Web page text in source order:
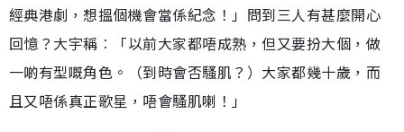
經典港劇，想搵個機會當係紀念！」問到三人有甚麼開心
回憶？大宇稱︰「以前大家都唔成熟，但又要扮大個，做
一啲有型嘅角色。（到時會否騷肌？）大家都幾十歲，而
且又唔係真正歌星，唔會騷肌喇！」